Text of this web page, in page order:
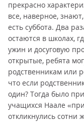
прекрасно
все, наверное,
есть суббота. Два
остаются в школах,
ужин и досуговую
открытые, ребята
родственникам или
что если
один? Тогда было
учащихся Наале
откликнулись сотни